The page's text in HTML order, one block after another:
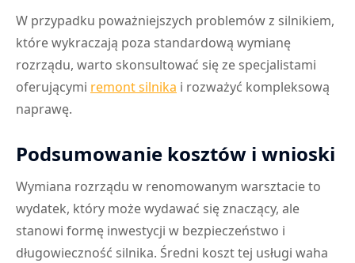
W przypadku poważniejszych problemów z silnikiem,
które wykraczają poza standardową wymianę
rozrządu, warto skonsultować się ze specjalistami
oferującymi remont silnika i rozważyć kompleksową
naprawę.
Podsumowanie kosztów i wnioski
Wymiana rozrządu w renomowanym warsztacie to
wydatek, który może wydawać się znaczący, ale
stanowi formę inwestycji w bezpieczeństwo i
długowieczność silnika. Średni koszt tej usługi waha